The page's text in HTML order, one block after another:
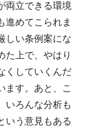
両立できる環境
進めてこられま
しい条例案にな
た上で、やはり
くしていくんだ
ます。あと、こ
いろんな分析も
いう意見もある